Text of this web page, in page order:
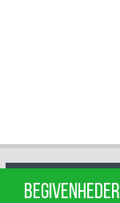
BEGIVENHEDER